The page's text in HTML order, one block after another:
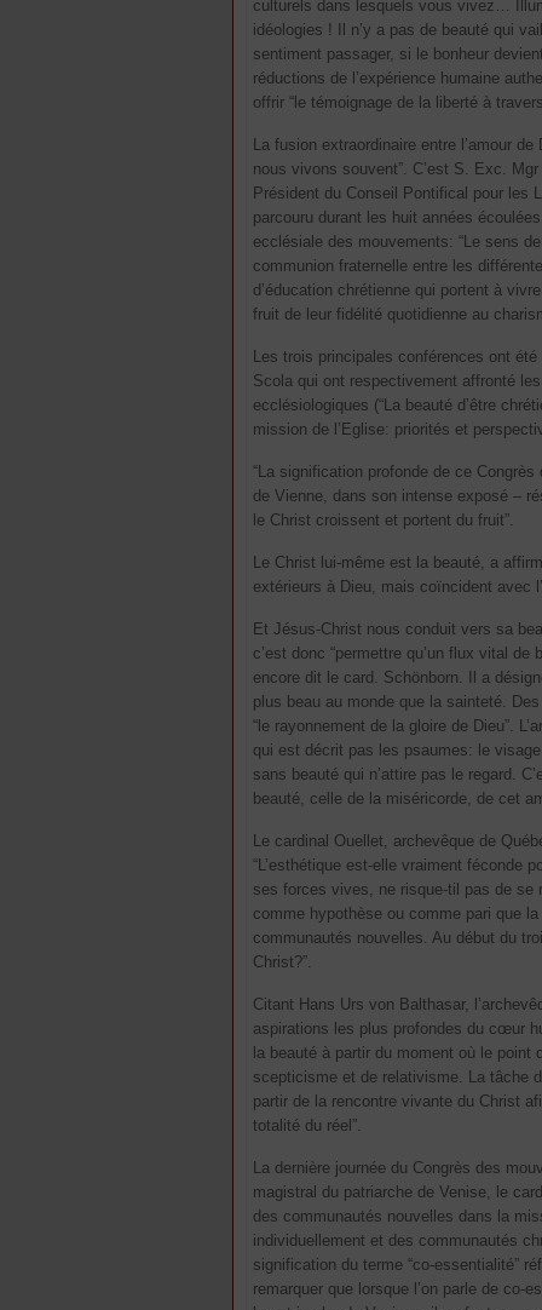
culturels dans lesquels vous vivez…
idéologies ! Il n’y a pas de beauté qui
sentiment passager, si le bonheur
réductions de l’expérience humaine
offrir “le témoignage de la liberté à
La fusion extraordinaire entre l’amour
nous vivons souvent”. C’est S. Exc.
Président du Conseil Pontifical pour les
parcouru durant les huit années
ecclésiale des mouvements: “Le sens
communion fraternelle entre les
d’éducation chrétienne qui portent à
fruit de leur fidélité quotidienne au
Les trois principales conférences ont
Scola qui ont respectivement affronté
ecclésiologiques (“La beauté d’être
mission de l’Eglise: priorités et
“La signification profonde de ce
de Vienne, dans son intense exposé –
le Christ croissent et portent du fruit”.
Le Christ lui-même est la beauté, a
extérieurs à Dieu, mais coïncident avec
Et Jésus-Christ nous conduit vers sa
c’est donc “permettre qu’un flux vital
encore dit le card. Schönborn. Il a
plus beau au monde que la sainteté.
“le rayonnement de la gloire de Dieu”.
qui est décrit pas les psaumes: le
sans beauté qui n’attire pas le regard.
beauté, celle de la miséricorde, de cet
Le cardinal Ouellet, archevêque de
“L’esthétique est-elle vraiment féconde
ses forces vives, ne risque-til pas de se
comme hypothèse ou comme pari que
communautés nouvelles. Au début du
Christ?”.
Citant Hans Urs von Balthasar,
aspirations les plus profondes du cœur
la beauté à partir du moment où le
scepticisme et de relativisme. La tâche
partir de la rencontre vivante du Christ
totalité du réel”.
La dernière journée du Congrès des
magistral du patriarche de Venise, le
des communautés nouvelles dans la
individuellement et des communautés
signification du terme “co-essentialité”
remarquer que lorsque l’on parle de